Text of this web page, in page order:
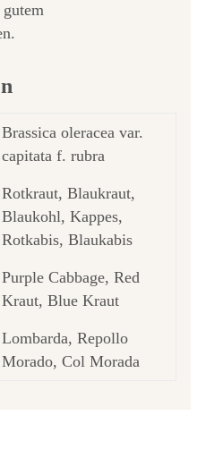
Brassica oleracea var.
capitata f. rubra
Rotkraut, Blaukraut,
Blaukohl, Kappes,
Rotkabis, Blaukabis
Purple Cabbage, Red
Kraut, Blue Kraut
Lombarda, Repollo
Morado, Col Morada